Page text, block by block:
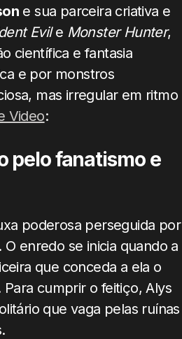
e sua parceira criativa e
Evile Monster Hunter,
científica e fantasia
e por monstros
mas irregular em ritmo
Video:
pelo fanatismo e
poderosa perseguida por
enredo se inicia quando a
que conceda a ela o
cumprir o feitiço, Alys
que vaga pelas ruínas